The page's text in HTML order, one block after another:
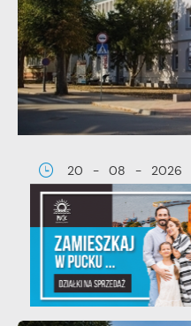
20 - 08 - 2026
Teatralne lato -